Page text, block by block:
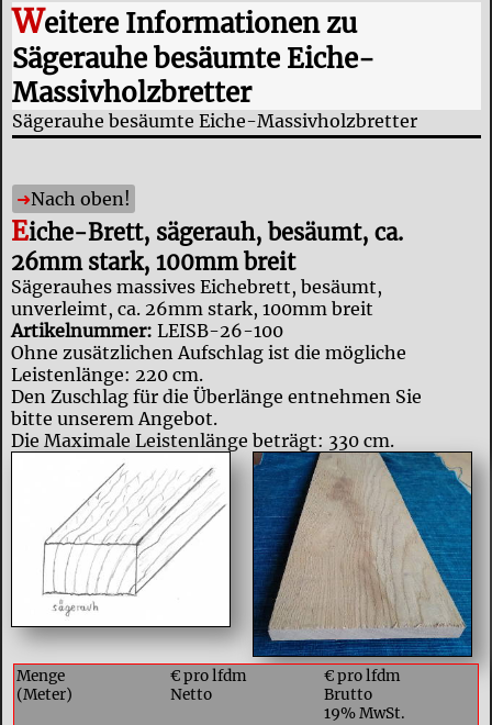
Weitere Informationen zu
Sägerauhe besäumte Eiche-
Massivholzbretter
Sägerauhe besäumte Eiche-Massivholzbretter
Nach oben!
Eiche-Brett, sägerauh, besäumt, ca.
26mm stark, 100mm breit
Sägerauhes massives Eichebrett, besäumt,
unverleimt, ca. 26mm stark, 100mm breit
Artikelnummer: LEISB-26-100
Ohne zusätzlichen Aufschlag ist die mögliche
Leistenlänge: 220 cm.
Den Zuschlag für die Überlänge entnehmen Sie
bitte unserem Angebot.
Die Maximale Leistenlänge beträgt: 330 cm.
Menge
(Meter)
€ pro lfdm
Netto
€ pro lfdm
Brutto
19% MwSt.